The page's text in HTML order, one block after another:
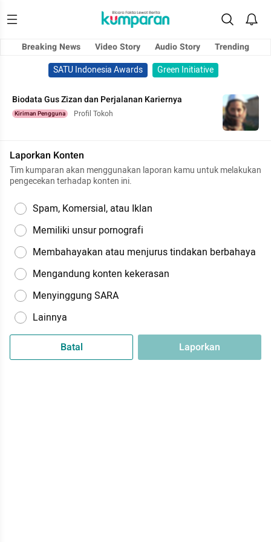
Breaking News Video Story Audio Story
Trending
SATU Indonesia Awards
Green Initiative
Biodata Gus Zizan dan Perjalanan Kariernya
Kiriman Pengguna Profil Tokoh
Laporkan Konten
Tim kumparan akan menggunakan laporan kamu untuk melakukan
pengecekan terhadap konten ini.
Spam, Komersial, atau Iklan
Memiliki unsur pornografi
Membahayakan atau menjurus tindakan berbahaya
Mengandung konten kekerasan
Menyinggung SARA
Lainnya
Batal Laporkan